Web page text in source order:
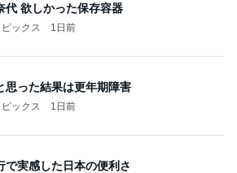
代 欲しかった保存容器
ックス 1日前
思った結果は更年期障害
ックス 1日前
で実感した日本の便利さ